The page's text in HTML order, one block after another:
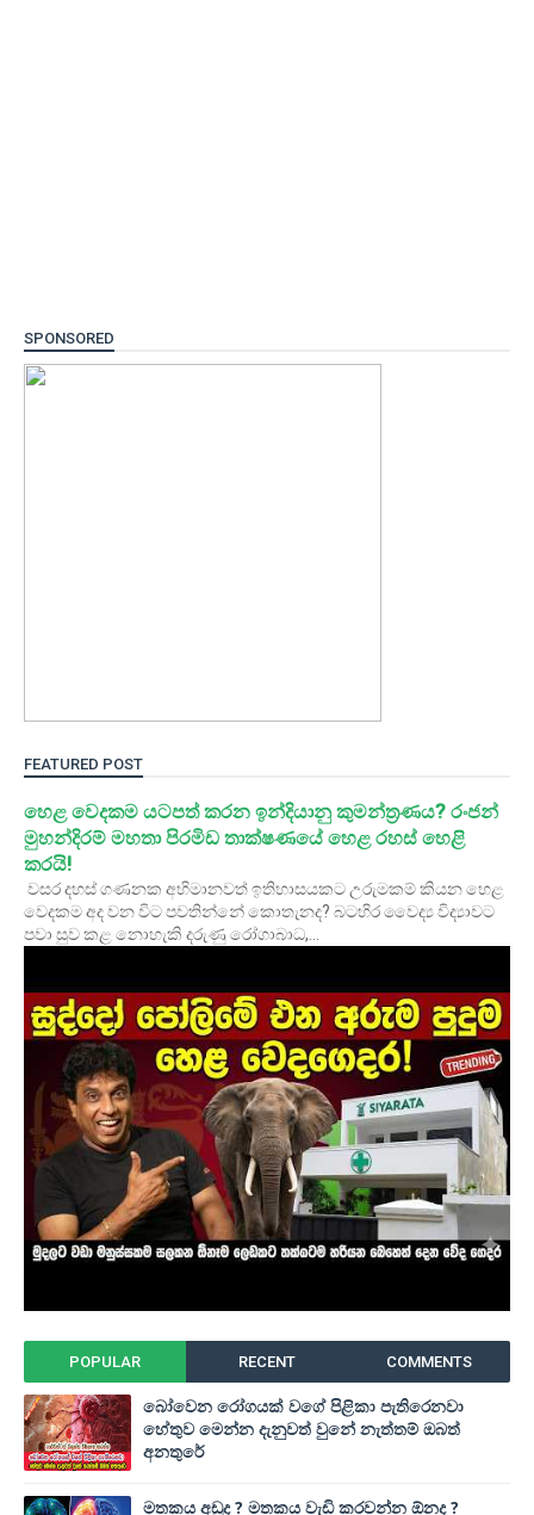
SPONSORED
FEATURED POST
හෙළ වෙදකම යටපත් කරන ඉන්දියානු කුමන්ත්‍රණය? රංජන්
මුහන්දිරම් මහතා පිරමිඩ තාක්ෂණයේ හෙළ රහස් හෙළි
කරයි!
වසර දහස් ගණනක අභිමානවත් ඉතිහාසයකට උරුමකම් කියන හෙළ
වෙදකම අද වන විට පවතින්නේ කොතැනද? බටහිර වෛද්‍ය විද්‍යාවට
පවා සුව කළ නොහැකි දරුණු රෝගාබාධ,...
POPULAR RECENT COMMENTS
බෝවෙන රෝගයක් වගේ පිළිකා පැතිරෙනවා
හේතුව මෙන්න දැනුවත් වුනේ නැත්තම් ඔබත්
අනතුරේ
මතකය අඩුද ? මතකය වැඩි කරවන්න ඕනද ?